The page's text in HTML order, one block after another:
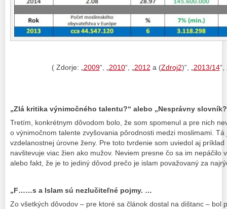
( Zdorje: „ 2009“, „ 2010“, „ 2012 a (Zdroj2)“, „ 2013/14“,
„Zlá kritika výnimočného talentu?“ alebo „Nesprávny
Tretím, konkrétnym dôvodom bolo, že som spomenul a pre nich
o výnimočnom talente zvyšovania pôrodnosti medzi moslimami.
vzdelanostnej úrovne ženy. Pre toto tvrdenie som uviedol aj
navštevuje viac žien ako mužov. Neviem presne čo sa im nepáčilo
alebo fakt, že je to jediný dôvod prečo je islam považovaný za
„F……s a Islam sú nezlučiteľné pojmy. …
Zo všetkých dôvodov – pre ktoré sa článok dostal na dištanc – bol